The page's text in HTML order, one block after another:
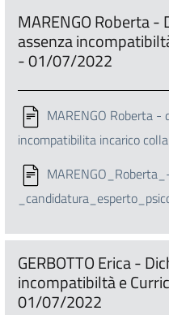
MARENGO Roberta -
assenza
- 01/07/2022
MARENGO Roberta -
incompatibilita incarico
GERBOTTO Erica -
incompatibiltà e
01/07/2022